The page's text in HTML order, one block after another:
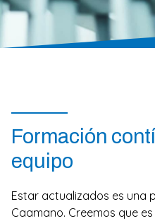
Formación
equipo
Estar actualizados es una
Caamano. Creemos que